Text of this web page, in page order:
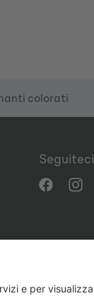
colorati
Seguiteci